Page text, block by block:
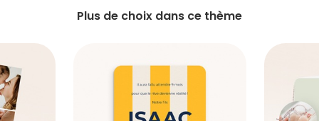
Plus de choix dans ce thème